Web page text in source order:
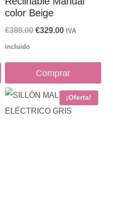
color Beige
€389.00 El
original
era:
€389.00.
€329.00El
actual
es:
€329.00.
IVA
incluido
Comprar
¡Oferta!